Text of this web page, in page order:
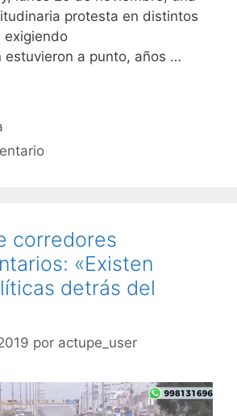
protesta en distintos
exigiendo
estuvieron a punto, años …
corredores
«Existen
detrás del
por actupe_user